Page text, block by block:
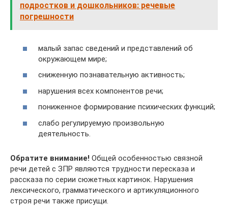
подростков и дошкольников: речевые
погрешности
малый запас сведений и представлений об
окружающем мире;
сниженную познавательную активность;
нарушения всех компонентов речи;
пониженное формирование психических функций;
слабо регулируемую произвольную
деятельность.
Обратите внимание! Общей особенностью связной
речи детей с ЗПР являются трудности пересказа и
рассказа по серии сюжетных картинок. Нарушения
лексического, грамматического и артикуляционного
строя речи также присущи.